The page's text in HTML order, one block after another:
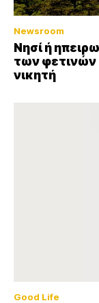
Newsroom
Νησί ή
των φετινών
νικητή
Good Life